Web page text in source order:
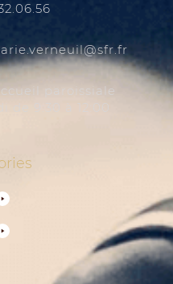
rf.rfs
paroissiale
de 9:30 à 12:00